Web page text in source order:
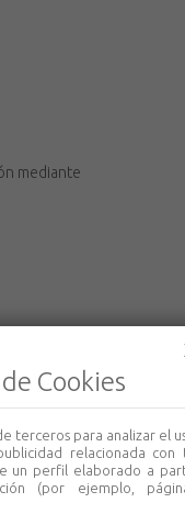
mediante
Cookies
terceros para analizar el
relacionada con
un perfil elaborado a
(por ejemplo,